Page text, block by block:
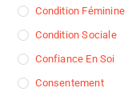
Condition Féminine
Condition Sociale
Confiance En Soi
Consentement